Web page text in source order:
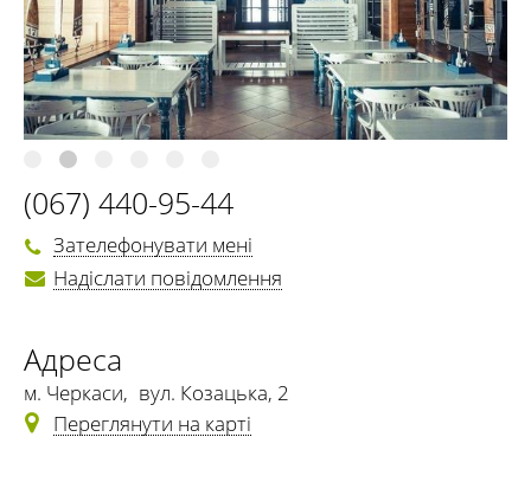
(067) 440-95-44
Зателефонувати мені
Надіслати повідомлення
Адреса
м. Черкаси, вул. Козацька, 2
Переглянути на карті